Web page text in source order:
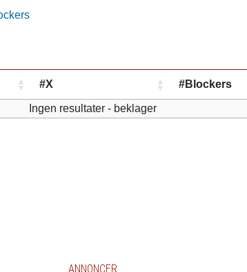
#X #Blockers
Ingen resultater - beklager
ANNONCER